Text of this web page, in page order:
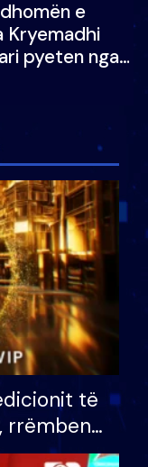
e
Kryemadhi
pyeten nga
të
rrëmben
eurosh